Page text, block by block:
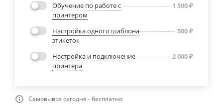
Обучение по работе с
принтером
1 500₽
Настройка одного шаблона
этикеток
500₽
Настройка и подключение
принтера
2 000₽
Самовывоз сегодня - бесплатно